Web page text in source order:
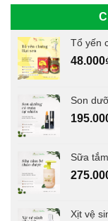
Tổ yến
48.000
Son
Sữa
Xịt vệ